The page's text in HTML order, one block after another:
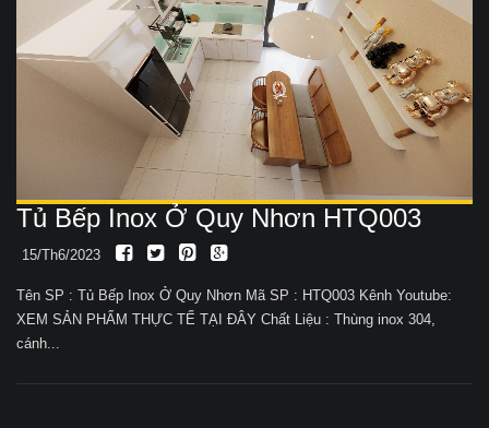
Tủ Bếp Inox Ở Quy Nhơn HTQ003
15/Th6/2023
Tên SP : Tủ Bếp Inox Ở Quy Nhơn Mã SP : HTQ003 Kênh Youtube:
XEM SẢN PHẨM THỰC TẾ TẠI ĐÂY Chất Liệu : Thùng inox 304,
cánh...